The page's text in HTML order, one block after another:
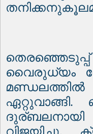
വൈരുധ്യം
ഏറ്റുവാങ്ങി.
ദുര്ബലനായി